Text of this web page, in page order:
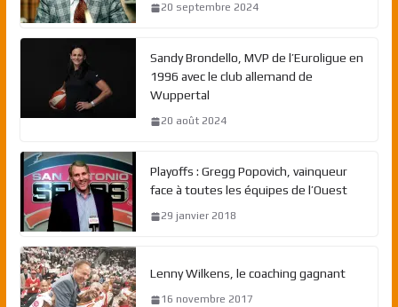
20 septembre 2024
Sandy Brondello, MVP de l’Euroligue en
1996 avec le club allemand de
Wuppertal
20 août 2024
Playoffs : Gregg Popovich, vainqueur
face à toutes les équipes de l’Ouest
29 janvier 2018
Lenny Wilkens, le coaching gagnant
16 novembre 2017